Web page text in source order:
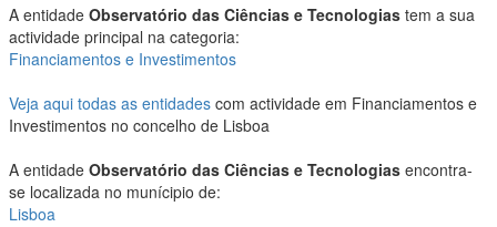
A entidade Observatório das Ciências e Tecnologias tem a sua
actividade principal na categoria:
Financiamentos e Investimentos
Veja aqui todas as entidades com actividade em Financiamentos e
Investimentos no concelho de Lisboa
A entidade Observatório das Ciências e Tecnologias encontra-
se localizada no munícipio de:
Lisboa